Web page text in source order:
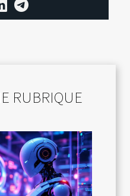
RUBRIQUE